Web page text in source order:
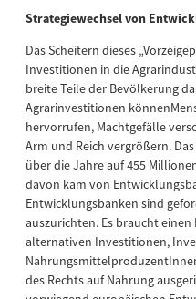
Strategiewechsel von
Das Scheitern dieses
Investitionen in die
breite Teile der Bevölkerung
Agrarinvestitionen
hervorrufen, Machtgefälle
Arm und Reich vergrößern.
über die Jahre auf 455
davon kam von
Entwicklungsbanken sind
auszurichten. Es braucht
alternativen Investitionen,
des Rechts auf Nahrung